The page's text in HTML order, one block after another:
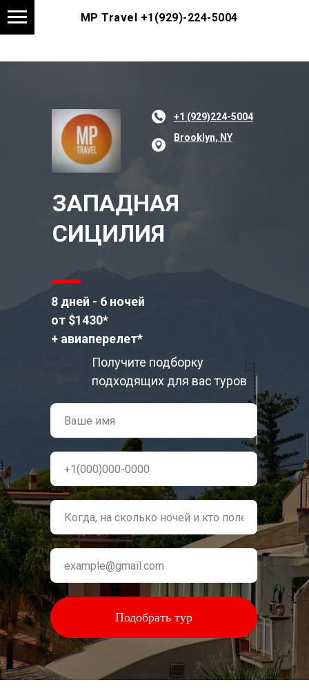
MP Travel +1(929)-224-5004
ЗАПАДНАЯ
СИЦИЛИЯ
8 дней - 6 ночей
от $1430*
+ авиаперелет*
Подобрать тур
Получите подборку
подходящих для вас туров
Brooklyn, NY
+1 (929)224-5004